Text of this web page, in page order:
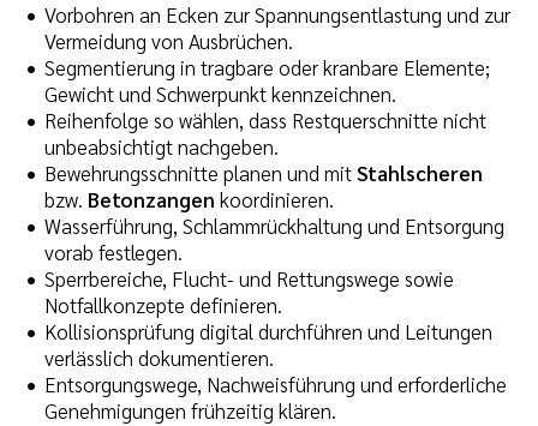
Vorbohren an Ecken zur Spannungsentlastung und zur
Vermeidung von Ausbrüchen.
Segmentierung in tragbare oder kranbare Elemente;
Gewicht und Schwerpunkt kennzeichnen.
Reihenfolge so wählen, dass Restquerschnitte nicht
unbeabsichtigt nachgeben.
Bewehrungsschnitte planen und mitStahlscheren
bzw. Betonzangen koordinieren.
Wasserführung, Schlammrückhaltung und Entsorgung
vorab festlegen.
Sperrbereiche, Flucht- und Rettungswege sowie
Notfallkonzepte definieren.
Kollisionsprüfung digital durchführen und Leitungen
verlässlich dokumentieren.
Entsorgungswege, Nachweisführung und erforderliche
Genehmigungen frühzeitig klären.